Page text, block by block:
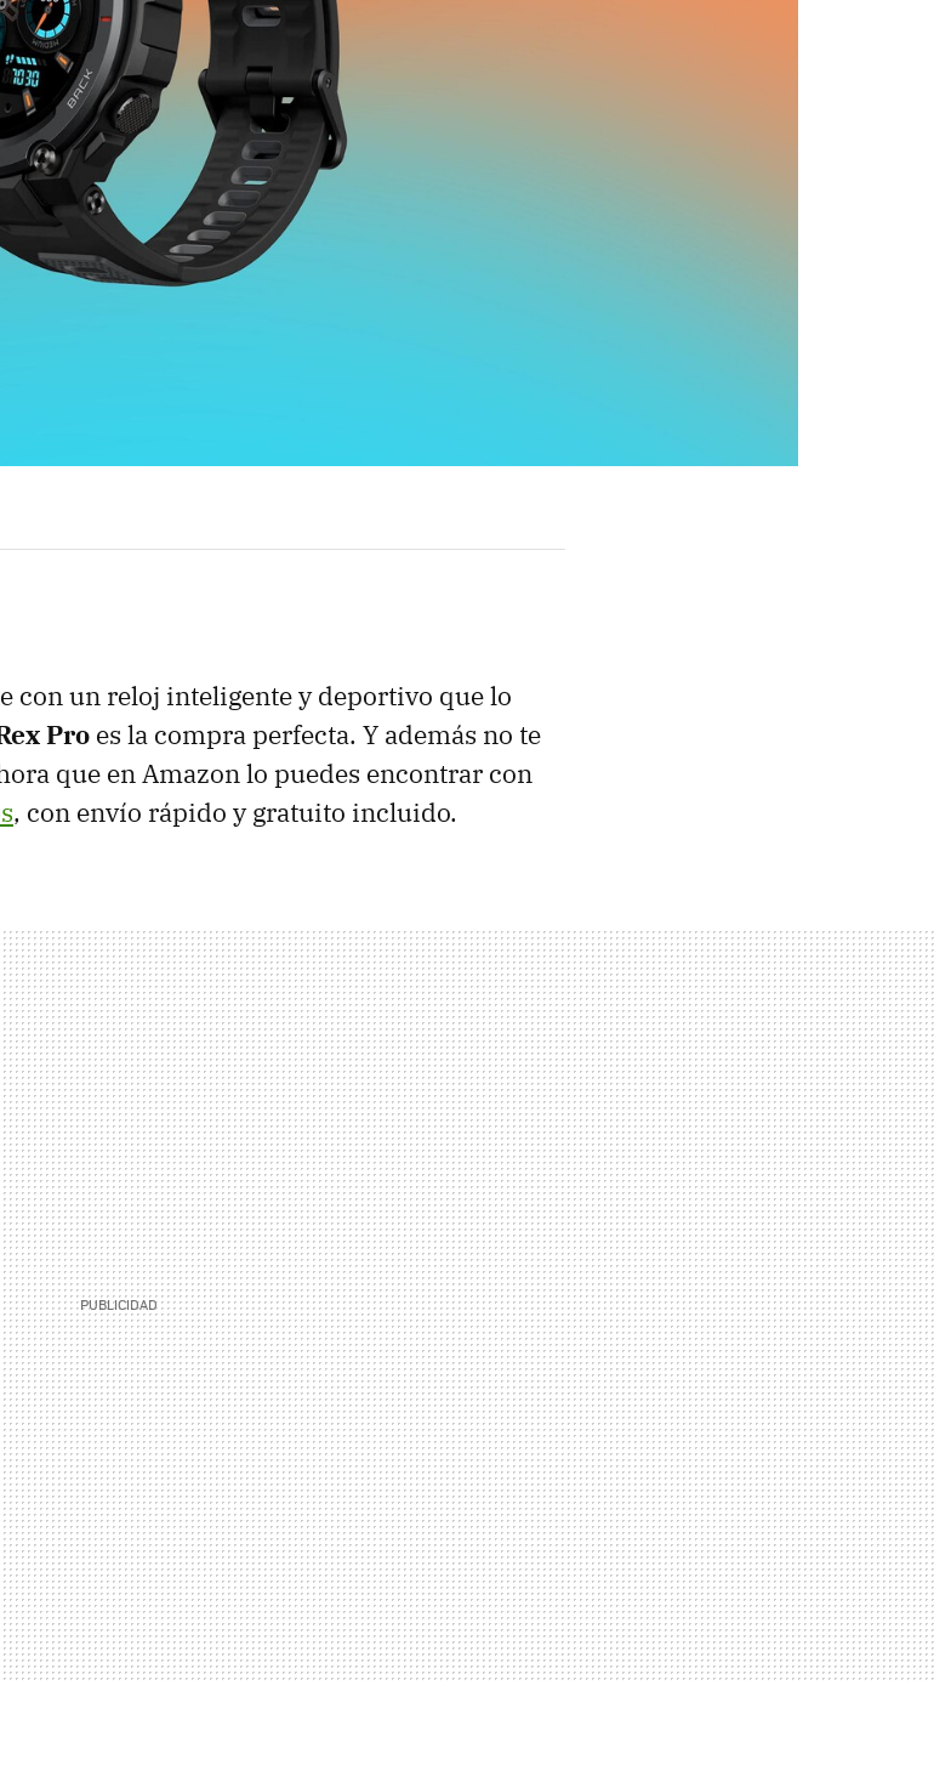
con un reloj inteligente y deportivo que lo
Pro es la compra perfecta. Y además no te
que en Amazon lo puedes encontrar con
, con envío rápido y gratuito incluido.